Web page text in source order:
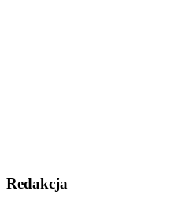
Redakcja